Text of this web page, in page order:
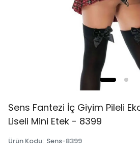
Sens Fantezi İç Giyim Pileli
Liseli Mini Etek - 8399
Ürün Kodu: Sens-8399